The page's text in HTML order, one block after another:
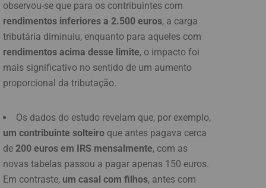
observou-se que para os contribuintes com
rendimentos inferiores a 2.500 euros, a carga
tributária diminuiu, enquanto para aqueles com
rendimentos acima desse limite, o impacto foi
mais significativo no sentido de um aumento
proporcional da tributação.
Os dados do estudo revelam que, por exemplo,
um contribuinte solteiro que antes pagava cerca
de 200 euros em IRS mensalmente, com as
novas tabelas passou a pagar apenas 150 euros.
Em contraste, um casal com filhos, antes com